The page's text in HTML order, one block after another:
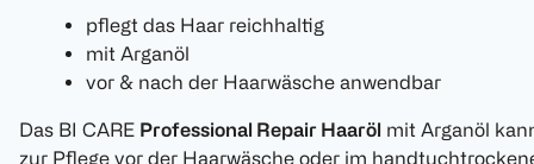
pflegt das Haar reichhaltig
mit Arganöl
vor & nach der Haarwäsche anwendbar
Das BI CARE Professional Repair Haaröl mit Arganöl
zur Pflege vor der Haarwäsche oder im